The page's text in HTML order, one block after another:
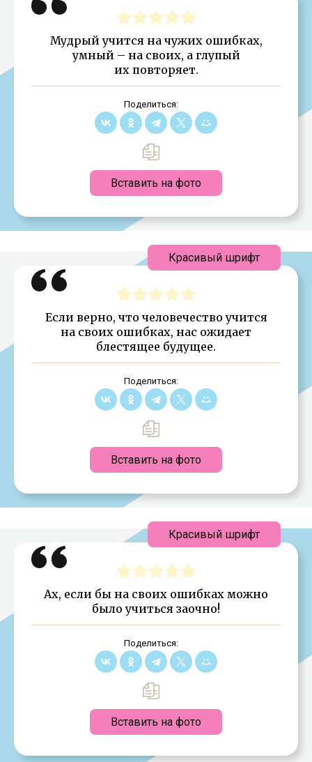
Мудрый учится на чужих ошибках,
умный – на своих, а глупый
их повторяет.
Поделиться:
Вставить на фото
Если верно, что человечество учится
на своих ошибках, нас ожидает
блестящее будущее.
Поделиться:
Вставить на фото
Красивый шрифт
Ах, если бы на своих ошибках можно
было учиться заочно!
Поделиться:
Вставить на фото
Красивый шрифт